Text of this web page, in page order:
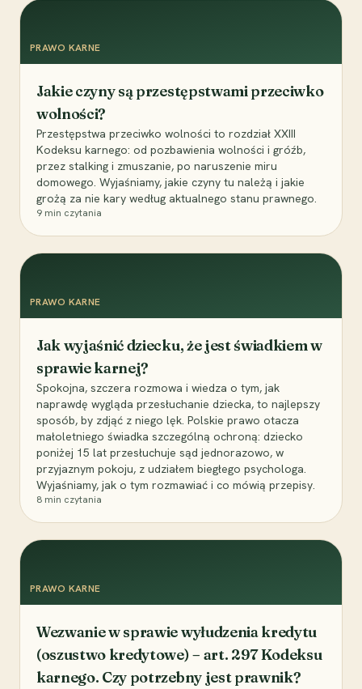
PRAWO KARNE
Jakie czyny są przestępstwami przeciwko
wolności?
Przestępstwa przeciwko wolności to rozdział XXIII
Kodeksu karnego: od pozbawienia wolności i gróźb,
przez stalking i zmuszanie, po naruszenie miru
domowego. Wyjaśniamy, jakie czyny tu należą i jakie
grożą za nie kary według aktualnego stanu prawnego.
9 min czytania
PRAWO KARNE
Jak wyjaśnić dziecku, że jest świadkiem w
sprawie karnej?
Spokojna, szczera rozmowa i wiedza o tym, jak
naprawdę wygląda przesłuchanie dziecka, to najlepszy
sposób, by zdjąć z niego lęk. Polskie prawo otacza
małoletniego świadka szczególną ochroną: dziecko
poniżej 15 lat przesłuchuje sąd jednorazowo, w
przyjaznym pokoju, z udziałem biegłego psychologa.
Wyjaśniamy, jak o tym rozmawiać i co mówią przepisy.
8 min czytania
PRAWO KARNE
Wezwanie w sprawie wyłudzenia kredytu
(oszustwo kredytowe) – art. 297 Kodeksu
karnego. Czy potrzebny jest prawnik?